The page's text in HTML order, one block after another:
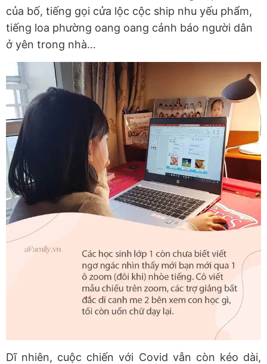
của bố, tiếng gọi cửa lộc cộc ship nhu yếu phẩm,
tiếng loa phường oang oang cảnh báo người dân
ở yên trong nhà…
Dĩ nhiên, cuộc chiến với Covid vẫn còn kéo dài,